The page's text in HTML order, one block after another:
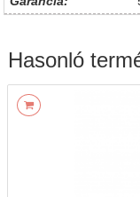
Hasonló